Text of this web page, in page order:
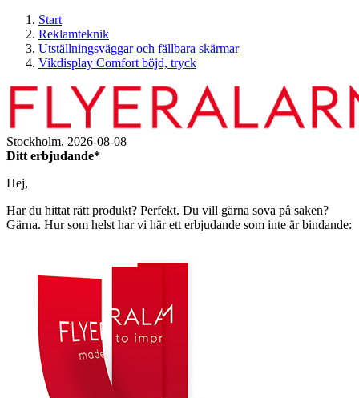
Start
Reklamteknik
Utställningsväggar och fällbara skärmar
Vikdisplay Comfort böjd, tryck
Stockholm, 2026-08-08
Ditt erbjudande*
Hej,
Har du hittat rätt produkt? Perfekt. Du vill gärna sova på saken?
Gärna. Hur som helst har vi här ett erbjudande som inte är bindande: